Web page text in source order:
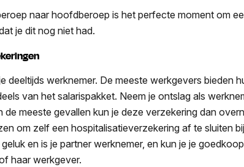
naar hoofdberoep is het perfecte moment om
je dit nog niet had.
deeltijds werknemer. De meeste werkgevers bieden
van het salarispakket. Neem je ontslag als
meeste gevallen kun je deze verzekering dan
om zelf een hospitalisatieverzekering af te sluiten
en is je partner werknemer, en kun je je
haar werkgever.